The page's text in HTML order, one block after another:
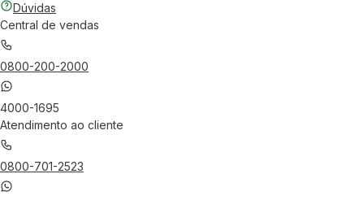
Dúvidas
Central de vendas
0800-200-2000
4000-1695
Atendimento ao cliente
0800-701-2523